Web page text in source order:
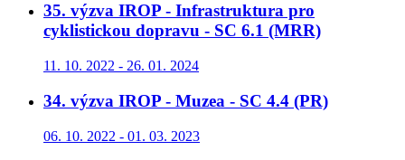
35. výzva IROP - Infrastruktura pro
cyklistickou dopravu - SC 6.1 (MRR)
11. 10. 2022 - 26. 01. 2024
34. výzva IROP - Muzea - SC 4.4 (PR)
06. 10. 2022 - 01. 03. 2023